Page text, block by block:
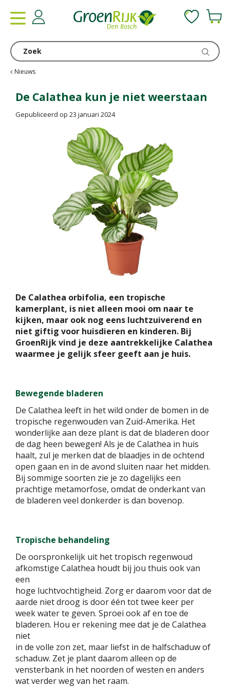
Nieuws
De Calathea kun je niet weerstaan
Gepubliceerd op 23 januari 2024
De Calathea orbifolia, een tropische
kamerplant, is niet alleen mooi om naar te
kijken, maar ook nog eens luchtzuiverend en
niet giftig voor huisdieren en kinderen. Bij
GroenRijk vind je deze aantrekkelijke Calathea
waarmee je gelijk sfeer geeft aan je huis.
Bewegende bladeren
De Calathea leeft in het wild onder de bomen in de
tropische regenwouden van Zuid-Amerika. Het
wonderlijke aan deze plant is dat de bladeren door
de dag heen bewegen! Als je de Calathea in huis
haalt, zul je merken dat de blaadjes in de ochtend
open gaan en in de avond sluiten naar het midden.
Bij sommige soorten zie je zo dagelijks een
prachtige metamorfose, omdat de onderkant van
de bladeren veel donkerder is dan bovenop.
Tropische behandeling
De oorspronkelijk uit het tropisch regenwoud
afkomstige Calathea houdt bij jou thuis ook van
een
hoge luchtvochtigheid. Zorg er daarom voor dat de
aarde niet droog is door één tot twee keer per
week water te geven. Sproei ook af en toe de
bladeren. Hou er rekening mee dat je de Calathea
niet
in de volle zon zet, maar liefst in de halfschaduw of
schaduw. Zet je plant daarom alleen op de
vensterbank in het noorden of westen en anders
wat verder weg van het raam.